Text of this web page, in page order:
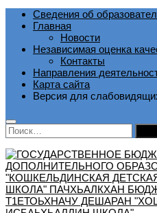
Сведения об
Главная
Новости
Независимая оценка
Контакты
Направления
Карта сайта
Версия для
Найти: